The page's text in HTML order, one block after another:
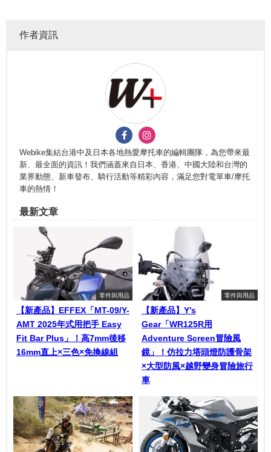
作者資訊
Webike集結台港中及日本各地熱愛摩托車的編輯團隊，為您帶來最
新、最全面的資訊！我們涵蓋來自日本、香港、中國大陸和台灣的
業界動態、新車發布、騎行活動等精彩內容，滿足您對電單車/摩托
車的熱情！
最新文章
零件與用品
【新產品】EFFEX「MT-09/Y-
AMT 2025年式用把手 Easy
Fit Bar Plus」！高7mm後移
16mm直上×三色×免換線組
零件與用品
【新產品】Y’s
Gear「WR125R用
Adventure Screen冒險風
鏡」！仿拉力塔頭燈防護骨架
×大型防風×越野變身冒險旅行
車